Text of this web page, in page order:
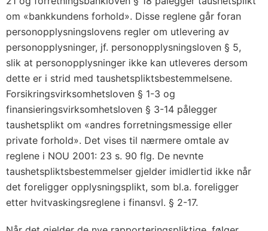
om «bankkundens forhold». Disse reglene går foran
personopplysningslovens regler om utlevering av
personopplysninger, jf. personopplysningsloven § 5,
slik at personopplysninger ikke kan utleveres dersom
dette er i strid med taushetspliktsbestemmelsene.
Forsikringsvirksomhetsloven § 1-3 og
finansieringsvirksomhetsloven § 3-14 pålegger
taushetsplikt om «andres forretningsmessige eller
private forhold». Det vises til nærmere omtale av
reglene i NOU 2001: 23 s. 90 flg. De nevnte
taushetspliktsbestemmelser gjelder imidlertid ikke når
det foreligger opplysningsplikt, som bl.a. foreligger
etter hvitvaskingsreglene i finansvl. § 2-17.